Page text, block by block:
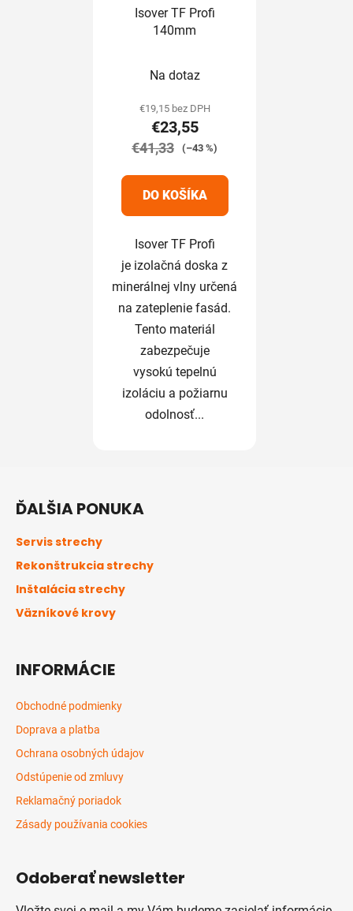
Isover TF Profi
140mm
Na dotaz
€19,15 bez DPH
€23,55
€41,33 (–43 %)
DO KOŠÍKA
Isover TF Profi
je izolačná doska z
minerálnej vlny určená
na zateplenie fasád.
Tento materiál
zabezpečuje
vysokú tepelnú
izoláciu a požiarnu
odolnosť...
ĎALŠIA PONUKA
Servis strechy
Rekonštrukcia strechy
Inštalácia strechy
Väzníkové krovy
INFORMÁCIE
Obchodné podmienky
Doprava a platba
Ochrana osobných údajov
Odstúpenie od zmluvy
Reklamačný poriadok
Zásady používania cookies
Odoberať newsletter